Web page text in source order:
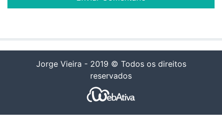
Jorge Vieira - 2019 © Todos os direitos
reservados